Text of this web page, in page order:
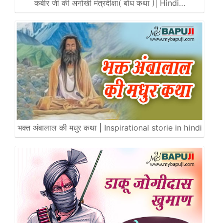
कबीर जी की अनोखी मंत्रदीक्षा( बोध कथा )| Hindi…
भक्त अंबालाल की मधुर कथा | Inspirational storie in hindi